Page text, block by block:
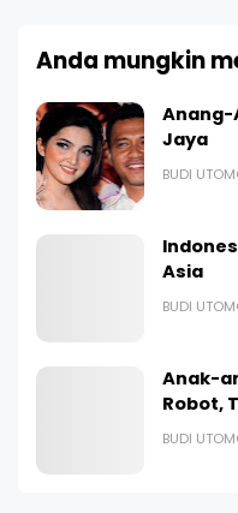
Anda mungkin
Anang-
Jaya
BUDI
Asia
BUDI
Anak-
Robot,
BUDI